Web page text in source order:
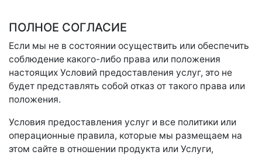
ПОЛНОЕ СОГЛАСИЕ
Если мы не в состоянии осуществить или обеспечить
соблюдение какого-либо права или положения
настоящих Условий предоставления услуг, это не
будет представлять собой отказ от такого права или
положения.
Условия предоставления услуг и все политики или
операционные правила, которые мы размещаем на
этом сайте в отношении продукта или Услуги,